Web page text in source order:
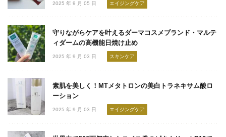
2025 年 9 月 05 日 エイジングケア
守りながらケアを叶えるダーマコスメブランド・マルテ
ィダームの高機能日焼け止め
2025 年 9 月 03 日 スキンケア
素肌を美しく！MTメタトロンの美白トラネキサム酸ロ
ーション
2025 年 9 月 03 日 エイジングケア